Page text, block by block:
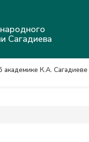
Сагадиева
академике К.А. Сагадиеве